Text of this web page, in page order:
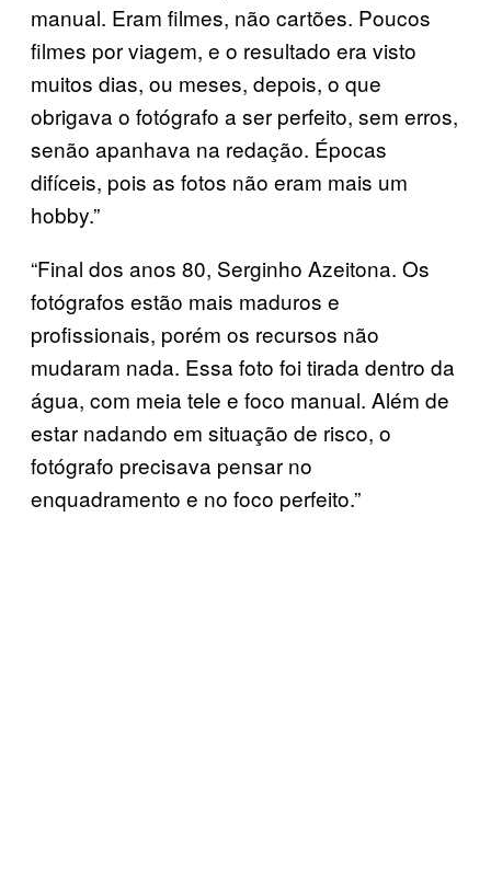
manual. Eram filmes, não cartões. Poucos
filmes por viagem, e o resultado era visto
muitos dias, ou meses, depois, o que
obrigava o fotógrafo a ser perfeito, sem erros,
senão apanhava na redação. Épocas
difíceis, pois as fotos não eram mais um
hobby.”
“Final dos anos 80, Serginho Azeitona. Os
fotógrafos estão mais maduros e
profissionais, porém os recursos não
mudaram nada. Essa foto foi tirada dentro da
água, com meia tele e foco manual. Além de
estar nadando em situação de risco, o
fotógrafo precisava pensar no
enquadramento e no foco perfeito.”